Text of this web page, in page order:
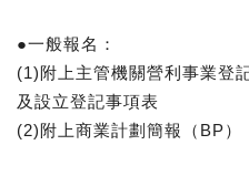
●一般報名：
(1)附上主管機關營利事業登
及設立登記事項表
(2)附上商業計劃簡報（BP）